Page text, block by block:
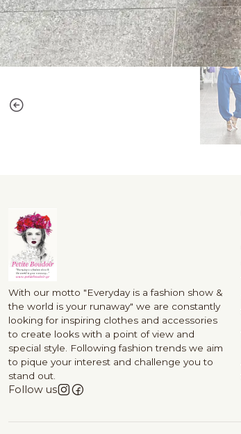
With our motto "Everyday is a fashion show &
the world is your runaway" we are constantly
looking for inspiring clothes and accessories
to create looks with a point of view and
special style. Following fashion trends we aim
to pique your interest and challenge you to
stand out.
Follow us